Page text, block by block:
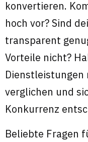
konvertieren.
hoch vor? Sind
transparent
Vorteile nicht?
verglichen und
Konkurrenz
Beliebte Fragen